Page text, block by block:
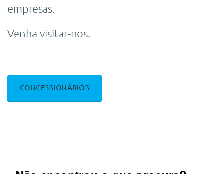
empresas.
Venha visitar-nos.
CONCESSIONÁRIOS